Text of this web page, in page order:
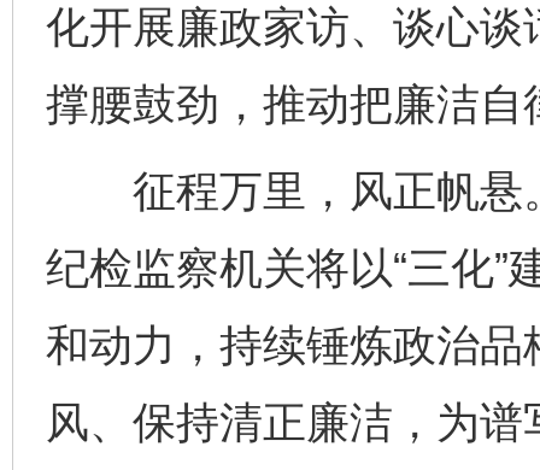
化开展廉政家访、谈心
撑腰鼓劲，推动把廉洁自
征程万里，风正帆悬
纪检监察机关将以“三化”
和动力，持续锤炼政治
风、保持清正廉洁，为
完善运行机制助力责任有效落实 一纸欠